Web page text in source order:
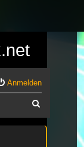
Anmelden